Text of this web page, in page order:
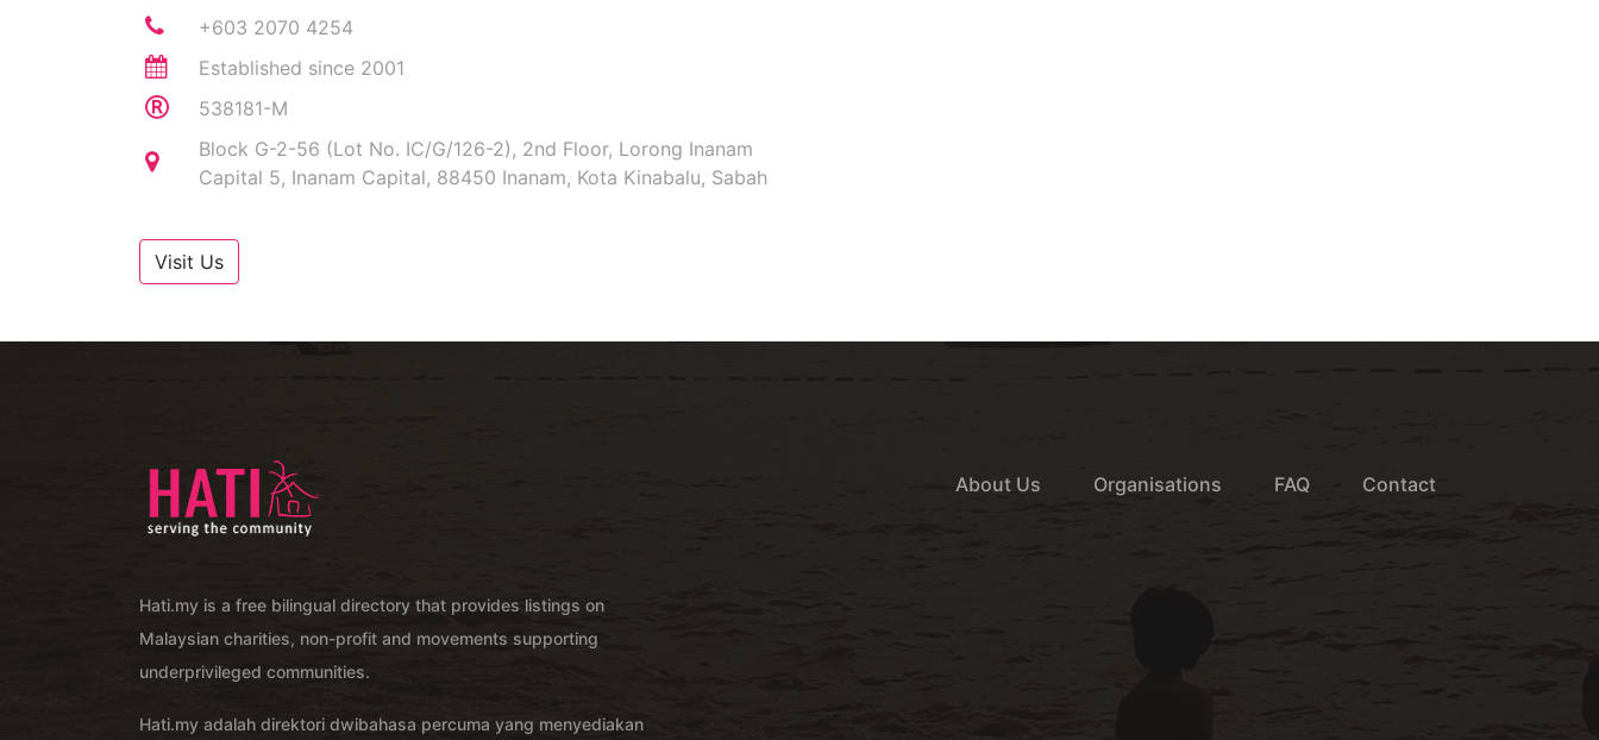
+603 2070 4254
Established since 2001
538181-M
Block G-2-56 (Lot No. IC/G/126-2), 2nd Floor, Lorong Inanam
Capital 5, Inanam Capital, 88450 Inanam, Kota Kinabalu, Sabah
Visit Us
Hati.my is a free bilingual directory that provides listings on
Malaysian charities, non-profit and movements supporting
underprivileged communities.
Hati.my adalah direktori dwibahasa percuma yang menyediakan
About Us Organisations FAQ Contact